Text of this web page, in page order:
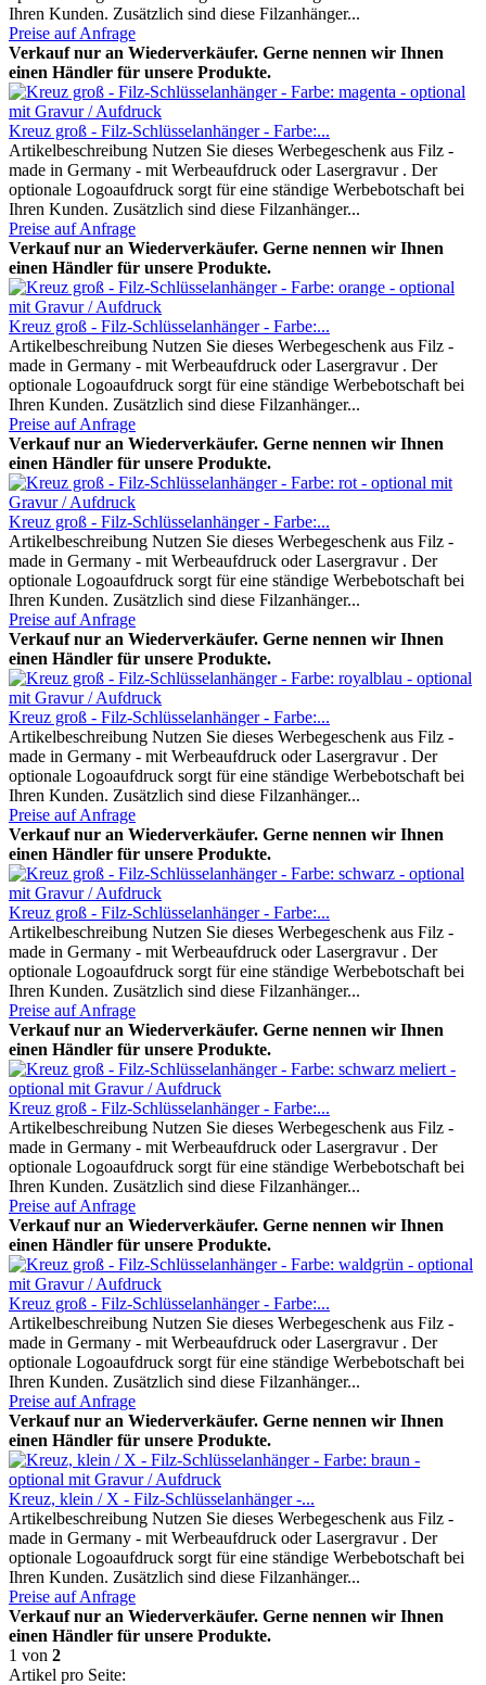
Ihren Kunden. Zusätzlich sind diese Filzanhänger...
Preise auf Anfrage
Verkauf nur an Wiederverkäufer. Gerne nennen wir Ihnen
einen Händler für unsere Produkte.
Kreuz groß - Filz-Schlüsselanhänger - Farbe:...
Artikelbeschreibung Nutzen Sie dieses Werbegeschenk aus Filz -
made in Germany - mit Werbeaufdruck oder Lasergravur . Der
optionale Logoaufdruck sorgt für eine ständige Werbebotschaft bei
Ihren Kunden. Zusätzlich sind diese Filzanhänger...
Preise auf Anfrage
Verkauf nur an Wiederverkäufer. Gerne nennen wir Ihnen
einen Händler für unsere Produkte.
Kreuz groß - Filz-Schlüsselanhänger - Farbe:...
Artikelbeschreibung Nutzen Sie dieses Werbegeschenk aus Filz -
made in Germany - mit Werbeaufdruck oder Lasergravur . Der
optionale Logoaufdruck sorgt für eine ständige Werbebotschaft bei
Ihren Kunden. Zusätzlich sind diese Filzanhänger...
Preise auf Anfrage
Verkauf nur an Wiederverkäufer. Gerne nennen wir Ihnen
einen Händler für unsere Produkte.
Kreuz groß - Filz-Schlüsselanhänger - Farbe:...
Artikelbeschreibung Nutzen Sie dieses Werbegeschenk aus Filz -
made in Germany - mit Werbeaufdruck oder Lasergravur . Der
optionale Logoaufdruck sorgt für eine ständige Werbebotschaft bei
Ihren Kunden. Zusätzlich sind diese Filzanhänger...
Preise auf Anfrage
Verkauf nur an Wiederverkäufer. Gerne nennen wir Ihnen
einen Händler für unsere Produkte.
Kreuz groß - Filz-Schlüsselanhänger - Farbe:...
Artikelbeschreibung Nutzen Sie dieses Werbegeschenk aus Filz -
made in Germany - mit Werbeaufdruck oder Lasergravur . Der
optionale Logoaufdruck sorgt für eine ständige Werbebotschaft bei
Ihren Kunden. Zusätzlich sind diese Filzanhänger...
Preise auf Anfrage
Verkauf nur an Wiederverkäufer. Gerne nennen wir Ihnen
einen Händler für unsere Produkte.
Kreuz groß - Filz-Schlüsselanhänger - Farbe:...
Artikelbeschreibung Nutzen Sie dieses Werbegeschenk aus Filz -
made in Germany - mit Werbeaufdruck oder Lasergravur . Der
optionale Logoaufdruck sorgt für eine ständige Werbebotschaft bei
Ihren Kunden. Zusätzlich sind diese Filzanhänger...
Preise auf Anfrage
Verkauf nur an Wiederverkäufer. Gerne nennen wir Ihnen
einen Händler für unsere Produkte.
Kreuz groß - Filz-Schlüsselanhänger - Farbe:...
Artikelbeschreibung Nutzen Sie dieses Werbegeschenk aus Filz -
made in Germany - mit Werbeaufdruck oder Lasergravur . Der
optionale Logoaufdruck sorgt für eine ständige Werbebotschaft bei
Ihren Kunden. Zusätzlich sind diese Filzanhänger...
Preise auf Anfrage
Verkauf nur an Wiederverkäufer. Gerne nennen wir Ihnen
einen Händler für unsere Produkte.
Kreuz groß - Filz-Schlüsselanhänger - Farbe:...
Artikelbeschreibung Nutzen Sie dieses Werbegeschenk aus Filz -
made in Germany - mit Werbeaufdruck oder Lasergravur . Der
optionale Logoaufdruck sorgt für eine ständige Werbebotschaft bei
Ihren Kunden. Zusätzlich sind diese Filzanhänger...
Preise auf Anfrage
Verkauf nur an Wiederverkäufer. Gerne nennen wir Ihnen
einen Händler für unsere Produkte.
Kreuz, klein / X - Filz-Schlüsselanhänger -...
Artikelbeschreibung Nutzen Sie dieses Werbegeschenk aus Filz -
made in Germany - mit Werbeaufdruck oder Lasergravur . Der
optionale Logoaufdruck sorgt für eine ständige Werbebotschaft bei
Ihren Kunden. Zusätzlich sind diese Filzanhänger...
Preise auf Anfrage
Verkauf nur an Wiederverkäufer. Gerne nennen wir Ihnen
einen Händler für unsere Produkte.
1 von 2
Artikel pro Seite: